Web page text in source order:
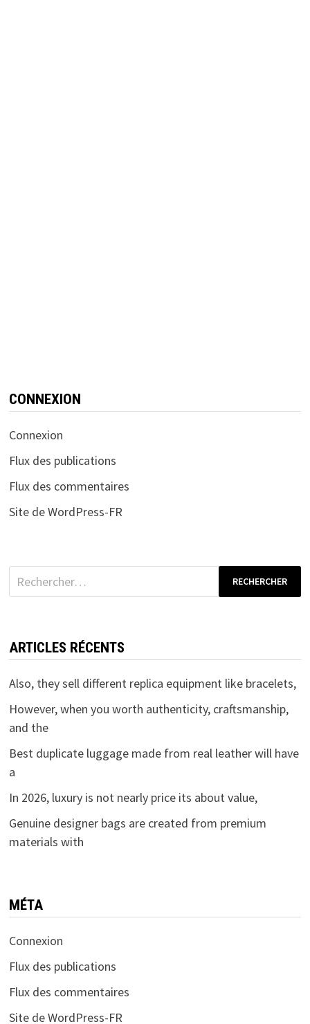
CONNEXION
Connexion
Flux des publications
Flux des commentaires
Site de WordPress-FR
Rechercher :
ARTICLES RÉCENTS
Also, they sell different replica equipment like bracelets,
However, when you worth authenticity, craftsmanship,
and the
Best duplicate luggage made from real leather will have
a
In 2026, luxury is not nearly price its about value,
Genuine designer bags are created from premium
materials with
MÉTA
Connexion
Flux des publications
Flux des commentaires
Site de WordPress-FR